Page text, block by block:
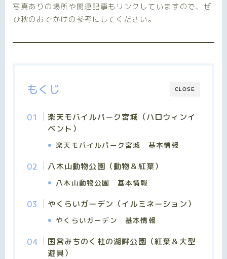
写真ありの場所や関連記事もリンクしていますので、ぜ
ひ秋のおでかけの参考にしてください。
CLOSE
もくじ
楽天モバイルパーク宮城（ハロウィンイ
ベント）
楽天モバイルパーク宮城 基本情報
八木山動物公園（動物＆紅葉）
八木山動物公園 基本情報
やくらいガーデン（イルミネーション）
やくらいガーデン 基本情報
国営みちのく杜の湖畔公園（紅葉＆大型
遊具）